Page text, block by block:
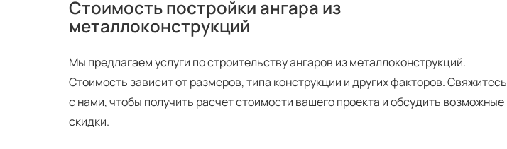
Стоимость постройки ангара из
металлоконструкций
Мы предлагаем услуги по строительству ангаров из металлоконструкций.
Стоимость зависит от размеров, типа конструкции и других факторов. Свяжитесь
с нами, чтобы получить расчет стоимости вашего проекта и обсудить возможные
скидки.